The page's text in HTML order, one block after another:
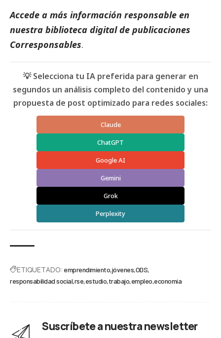
Accede a más información responsable en
nuestra biblioteca digital de publicaciones
Corresponsables.
💡 Selecciona tu IA preferida para generar en
segundos un análisis completo del contenido y una
propuesta de post optimizado para redes sociales:
Claude
ChatGPT
Google AI
Gemini
Grok
Perplexity
ETIQUETADO: emprendimiento jóvenes ODS
responsabilidad social rse estudio trabajo empleo economía
Suscríbete a nuestra newsletter